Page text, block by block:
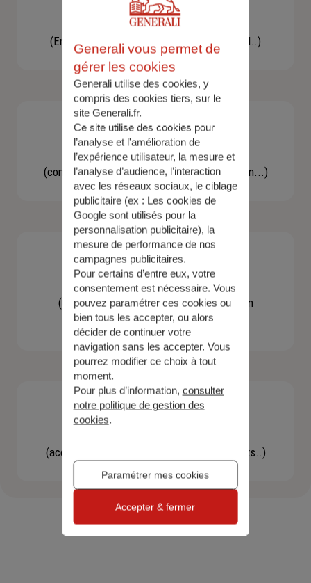
Besoin d'une assistance
(En cas d'accident, bris de glace, un conseil..)
Demande d'information
(concernant une actualité, une réglementation...)
Contacter un agent
(Obtenir un devis, une information, faire un
bilan...)
(accéder à l'espace client, gérer mes contrats..)
Generali vous permet de
gérer les cookies
Generali utilise des cookies, y
compris des cookies tiers, sur le
site Generali.fr.
Ce site utilise des cookies pour
l’analyse et l'amélioration de
l’expérience utilisateur, la mesure et
l’analyse d’audience, l’interaction
avec les réseaux sociaux, le ciblage
publicitaire (ex : Les cookies de
Google sont utilisés pour la
personnalisation publicitaire), la
mesure de performance de nos
campagnes publicitaires.
Pour certains d’entre eux, votre
consentement est nécessaire. Vous
pouvez paramétrer ces cookies ou
bien tous les accepter, ou alors
décider de continuer votre
navigation sans les accepter. Vous
pourrez modifier ce choix à tout
moment.
Pour plus d’information, consulter
notre politique de gestion des
cookies.
Paramétrer mes cookies
Accepter & fermer